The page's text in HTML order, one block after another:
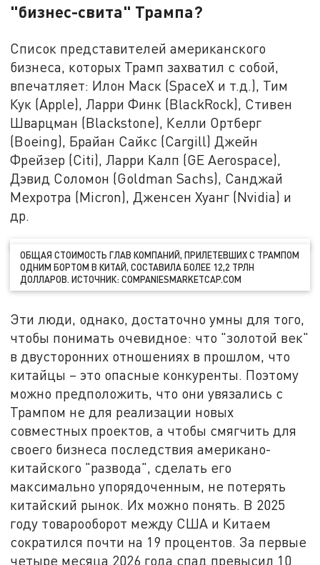
"бизнес-свита" Трампа?
Список представителей американского
бизнеса, которых Трамп захватил с собой,
впечатляет: Илон Маск (SpaceX и т.д.), Тим
Кук (Apple), Ларри Финк (BlackRock), Стивен
Шварцман (Blackstone), Келли Ортберг
(Boeing), Брайан Сайкс (Cargill) Джейн
Фрейзер (Citi), Ларри Калп (GE Aerospace),
Дэвид Соломон (Goldman Sachs), Санджай
Мехротра (Micron), Дженсен Хуанг (Nvidia) и
др.
ОБЩАЯ СТОИМОСТЬ ГЛАВ КОМПАНИЙ, ПРИЛЕТЕВШИХ С ТРАМПОМ
ОДНИМ БОРТОМ В КИТАЙ, СОСТАВИЛА БОЛЕЕ 12,2 ТРЛН
ДОЛЛАРОВ. ИСТОЧНИК: COMPANIESMARKETCAP.COM
Эти люди, однако, достаточно умны для того,
чтобы понимать очевидное: что "золотой век"
в двусторонних отношениях в прошлом, что
китайцы – это опасные конкуренты. Поэтому
можно предположить, что они увязались с
Трампом не для реализации новых
совместных проектов, а чтобы смягчить для
своего бизнеса последствия американо-
китайского "развода", сделать его
максимально упорядоченным, не потерять
китайский рынок. Их можно понять. В 2025
году товарооборот между США и Китаем
сократился почти на 19 процентов. За первые
четыре месяца 2026 года спад превысил 10